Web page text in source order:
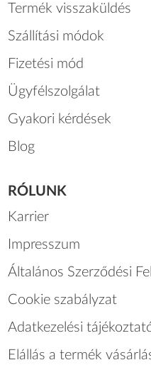
Termék visszaküldés
Szállítási módok
Fizetési mód
Ügyfélszolgálat
Gyakori kérdések
Blog
RÓLUNK
Karrier
Impresszum
Általános Szerződési
Cookie szabályzat
Adatkezelési
Elállás a termék